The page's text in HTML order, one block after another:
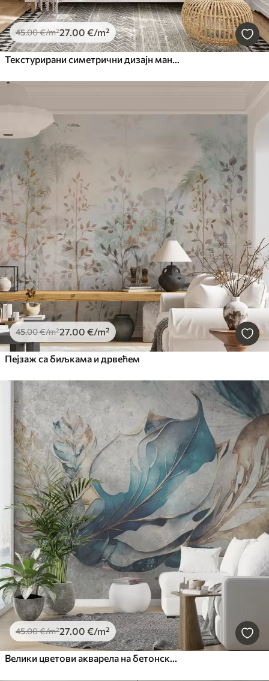
45.00€/m²27.00 €/m²
Текстурирани симетрични дизајн мандале који прекрива пејзаж са морем, брдима и небом, меке пастелне боје
45.00€/m²27.00 €/m²
Пејзаж са биљкама и дрвећем
45.00€/m²27.00 €/m²
Велики цветови акварела на бетонском зиду